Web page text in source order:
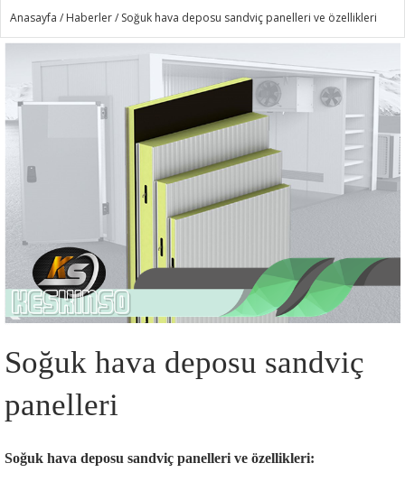
Anasayfa / Haberler/ Soğuk hava deposu sandviç panelleri ve özellikleri
Soğuk hava deposu sandviç
panelleri
Soğuk hava deposu sandviç panelleri ve özellikleri: